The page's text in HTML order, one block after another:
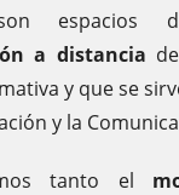
espacios
a distancia
y que se
y la
tanto el